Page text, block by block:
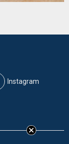
Instagram